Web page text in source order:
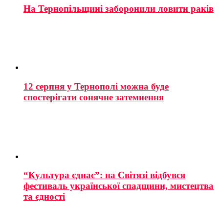
На Тернопільщині заборонили ловити раків
12 серпня у Тернополі можна буде
спостерігати сонячне затемнення
“Культура єднає”: на Світязі відбувся
фестиваль української спадщини, мистецтва
та єдності